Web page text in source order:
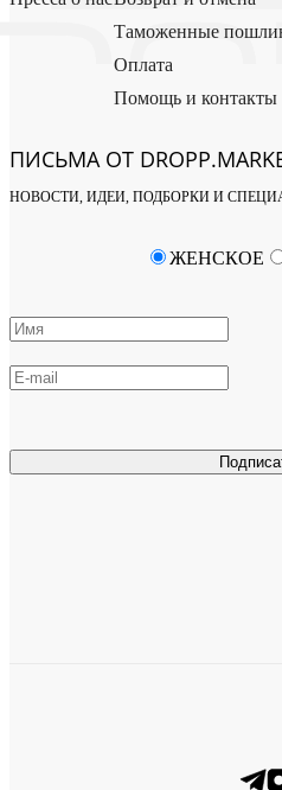
Таможенные
Оплата
Помощь и контакты
ПИСЬМА ОТ
НОВОСТИ, ИДЕИ, ПОДБОРКИ И
ЖЕНСКОЕ